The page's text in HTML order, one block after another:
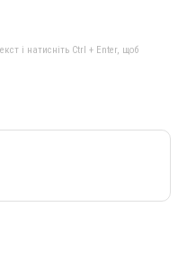
і натисніть Ctrl + Enter, щоб